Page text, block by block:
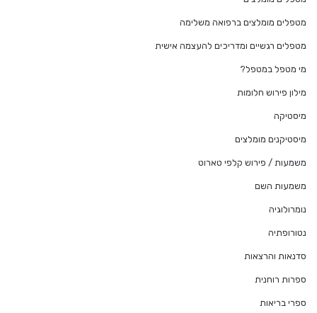
מטפלים מומלצים ברפואה משלימה
מטפלים רגשיים ומדריכים להעצמה אישית
מי מטפל במטפל?
מילון פירוש חלומות
מיסטיקה
מיסטיקנים מומלצים
משמעות / פירוש קלפי טארוט
משמעות השם
נומרולוגיה
נטורופתיה
סדנאות והרצאות
ספרות רוחנית
ספרי בריאות